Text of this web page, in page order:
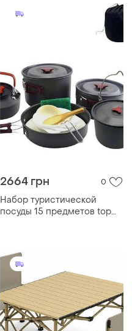
2664 грн 0
Набор туристической
посуды 15 предметов top